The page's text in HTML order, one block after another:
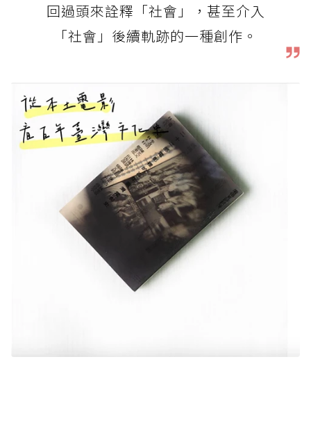
回過頭來詮釋「社會」，甚至介入
「社會」後續軌跡的一種創作。